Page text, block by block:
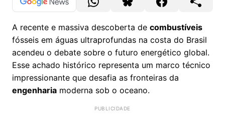
A recente e massiva descoberta de combustíveis
fósseis em águas ultraprofundas na costa do Brasil
acendeu o debate sobre o futuro energético global.
Esse achado histórico representa um marco técnico
impressionante que desafia as fronteiras da
engenharia moderna sob o oceano.